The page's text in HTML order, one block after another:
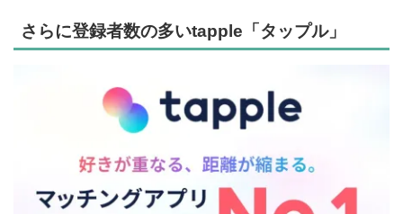
さらに登録者数の多いtapple「タップル」